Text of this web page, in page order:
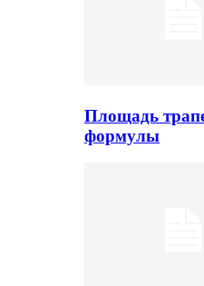
Площадь
формулы